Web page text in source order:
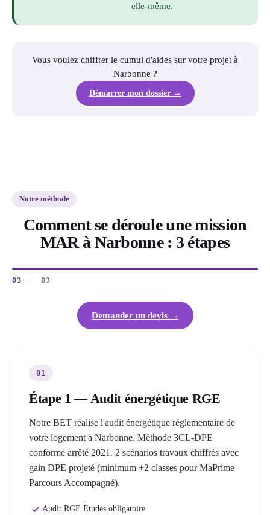
elle-même.
Vous voulez chiffrer le cumul d'aides sur votre projet à
Narbonne ?
Démarrer mon dossier →
Notre méthode
Comment se déroule une mission
MAR à Narbonne : 3 étapes
03 03
Demander un devis →
01
Étape 1 — Audit énergétique RGE
Notre BET réalise l'audit énergétique réglementaire de
votre logement à Narbonne. Méthode 3CL-DPE
conforme arrêté 2021. 2 scénarios travaux chiffrés avec
gain DPE projeté (minimum +2 classes pour MaPrime
Parcours Accompagné).
Audit RGE Études obligatoire